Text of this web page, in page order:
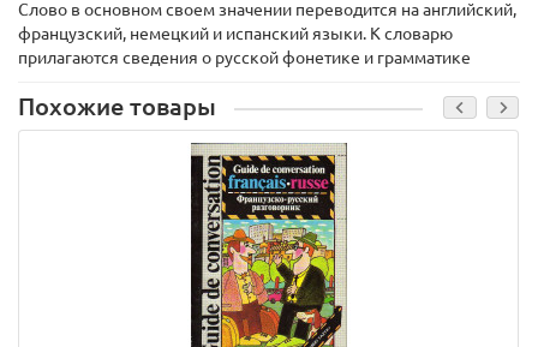
Слово в основном своем значении переводится на английский,
французский, немецкий и испанский языки. К словарю
прилагаются сведения о русской фонетике и грамматике
Похожие товары